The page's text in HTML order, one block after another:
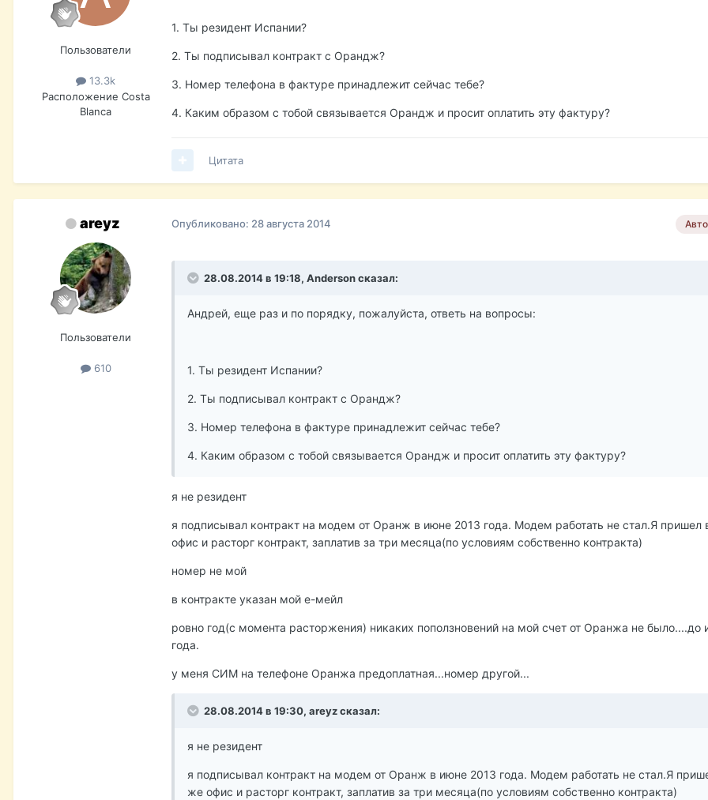
Пользователи
13.3k
Расположение Costa
Blanca
1. Ты резидент Испании?
2. Ты подписывал контракт с Орандж?
3. Номер телефона в фактуре принадлежит сейчас тебе?
4. Каким образом с тобой связывается Орандж и просит оплатить эту фактуру?
Цитата
areyz
Пользователи
610
Опубликовано: 28 августа 2014
28.08.2014 в 19:18, Anderson сказал:
Андрей, еще раз и по порядку, пожалуйста, ответь на вопросы:
1. Ты резидент Испании?
2. Ты подписывал контракт с Орандж?
3. Номер телефона в фактуре принадлежит сейчас тебе?
4. Каким образом с тобой связывается Орандж и просит оплатить эту фактуру?
я не резидент
я подписывал контракт на модем от Оранж в июне 2013 года. Модем работать не стал.Я пришел
офис и расторг контракт, заплатив за три месяца(по условиям собственно контракта)
номер не мой
в контракте указан мой е-мейл
ровно год(с момента расторжения) никаких поползновений на мой счет от Оранжа не было....до
года.
у меня СИМ на телефоне Оранжа предоплатная...номер другой...
28.08.2014 в 19:30, areyz сказал:
я не резидент
я подписывал контракт на модем от Оранж в июне 2013 года. Модем работать не стал.Я
же офис и расторг контракт, заплатив за три месяца(по условиям собственно контракта)